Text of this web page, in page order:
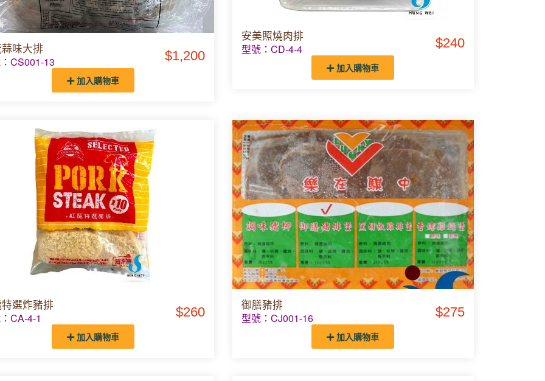
味大排
CS001-13 $1,200
加入購物車
安美照燒肉排
型號：CD-4-4 $240
加入購物車
選炸豬排
CA-4-1 $260
加入購物車
御膳豬排
型號：CJ001-16 $275
加入購物車